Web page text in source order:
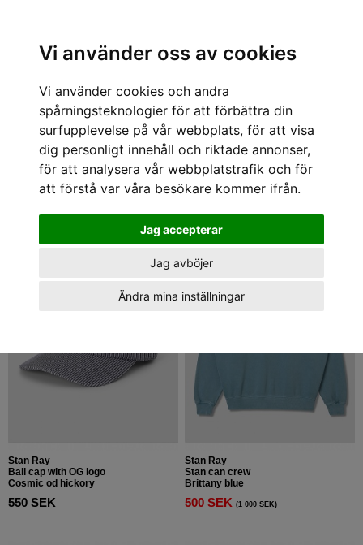
Vi använder oss av cookies
Vi använder cookies och andra
spårningsteknologier för att förbättra din
surfupplevelse på vår webbplats, för att visa
dig personligt innehåll och riktade annonser,
för att analysera vår webbplatstrafik och för
att förstå var våra besökare kommer ifrån.
Jag accepterar
Jag avböjer
Ändra mina inställningar
Stan Ray
Stan Ray
Grundat i Texas 1972. Stan Ray gör
avslappnad workwear med hög modegrad.
Stan Ray
Ball cap with OG logo
Cosmic od hickory
550 SEK
REA 50%
Stan Ray
Stan can crew
Brittany blue
500 SEK (1 000 SEK)